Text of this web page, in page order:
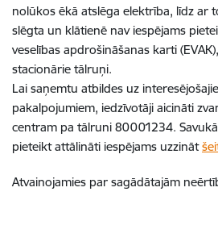
nolūkos ēkā atslēga elektrība, līdz ar
slēgta un klātienē nav iespējams
veselības apdrošināšanas karti
stacionārie tālruņi.
Lai saņemtu atbildes uz
pakalpojumiem, iedzīvotāji aicināti
centram pa tālruni 80001234.
pieteikt attālināti iespējams uzzināt
Atvainojamies par sagādātajām